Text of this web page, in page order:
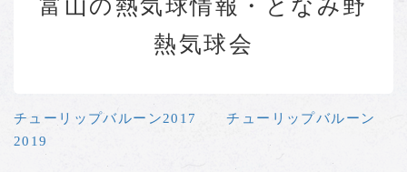
富山の熱気球情報・となみ野
熱気球会
チューリップバルーン2017
チューリップバルーン
2019